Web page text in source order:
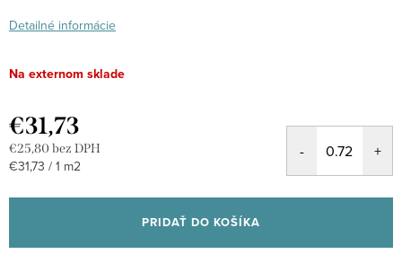
Detailné informácie
Na externom sklade
€31,73
€25,80 bez DPH
Jednotková
€31,73 / 1 m2
PRIDAŤ DO KOŠÍKA